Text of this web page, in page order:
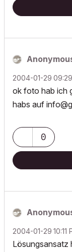
‎2004-01-29
ok foto hab ich
habs auf
0
‎2004-01-29 10:11
Lösungsansatz